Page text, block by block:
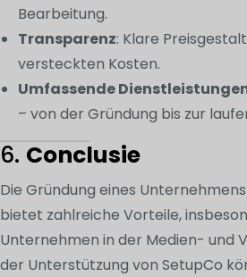
Bearbeitung.
Transparenz: Klare
versteckten Kosten.
Umfassende
– von der Gründung bis zur
6. Conclusie
Die Gründung eines
bietet zahlreiche Vorteile,
Unternehmen in der Medien- und
der Unterstützung von SetupCo